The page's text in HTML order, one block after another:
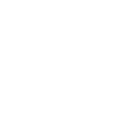
“Ketum sendiri seluruh DPD 1
38 plus yang di DPP dan tempat-
bisa sebutkan saya enggak hafal.
DPD 1 dikirim oleh Ketua Umum,”
Distribusi hewan kurban tersebut
sosial Partai Golkar pada
total, Partai Golkar menyalurkan
kambing untuk dikurbankan di
Daging kurban nantinya dibagikan
organisasi masyarakat (ormas),